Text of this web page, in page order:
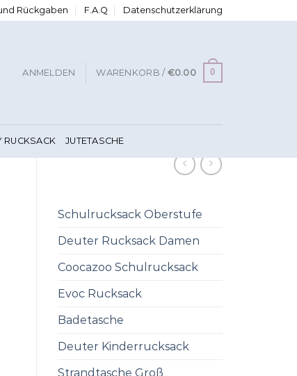
Rückgaben F.A.Q Datenschutzerklärung
ANMELDEN WARENKORB / €0.00 0
RUCKSACK JUTETASCHE
Schulrucksack Oberstufe
Deuter Rucksack Damen
Coocazoo Schulrucksack
Evoc Rucksack
Badetasche
Deuter Kinderrucksack
Strandtasche Groß